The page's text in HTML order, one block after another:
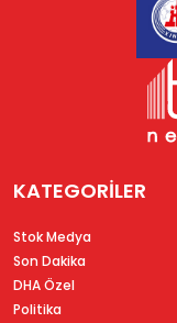
KATEGORİLER
Stok Medya
Son Dakika
DHA Özel
Politika